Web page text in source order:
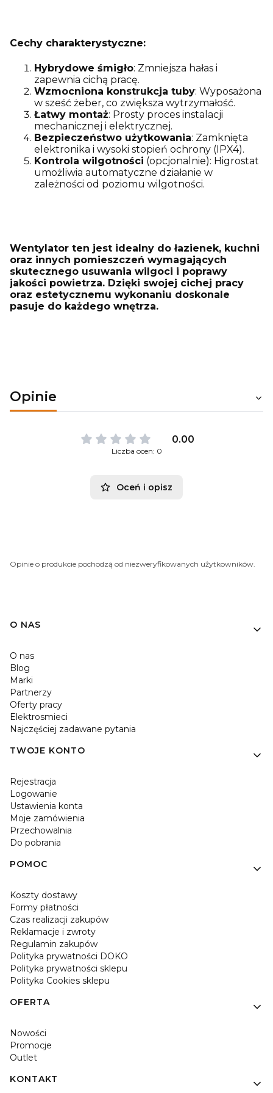
Cechy charakterystyczne:
Hybrydowe śmigło: Zmniejsza hałas i
zapewnia cichą pracę.
Wzmocniona konstrukcja tuby: Wyposażona
w sześć żeber, co zwiększa wytrzymałość.
Łatwy montaż: Prosty proces instalacji
mechanicznej i elektrycznej.
Bezpieczeństwo użytkowania: Zamknięta
elektronika i wysoki stopień ochrony (IPX4).
Kontrola wilgotności (opcjonalnie): Higrostat
umożliwia automatyczne działanie w
zależności od poziomu wilgotności.
Wentylator ten jest idealny do łazienek, kuchni
oraz innych pomieszczeń wymagających
skutecznego usuwania wilgoci i poprawy
jakości powietrza. Dzięki swojej cichej pracy
oraz estetycznemu wykonaniu doskonale
pasuje do każdego wnętrza.
Opinie
0.00
Liczba ocen: 0
Oceń i opisz
Opinie o produkcie pochodzą od niezweryfikowanych użytkowników.
O NAS
O nas
Blog
Marki
Partnerzy
Oferty pracy
Elektrosmieci
Najczęściej zadawane pytania
TWOJE KONTO
Rejestracja
Logowanie
Ustawienia konta
Moje zamówienia
Przechowalnia
Do pobrania
POMOC
Koszty dostawy
Formy płatności
Czas realizacji zakupów
Reklamacje i zwroty
Regulamin zakupów
Polityka prywatności DOKO
Polityka prywatności sklepu
Polityka Cookies sklepu
OFERTA
Nowości
Promocje
Outlet
KONTAKT